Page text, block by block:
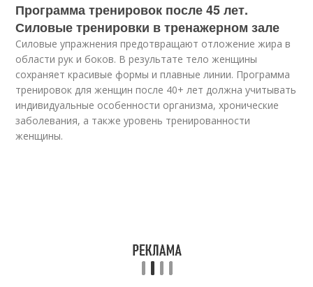
Программа тренировок после 45 лет.
Силовые тренировки в тренажерном зале
Силовые упражнения предотвращают отложение жира в
области рук и боков. В результате тело женщины
сохраняет красивые формы и плавные линии. Программа
тренировок для женщин после 40+ лет должна учитывать
индивидуальные особенности организма, хронические
заболевания, а также уровень тренированности
женщины.